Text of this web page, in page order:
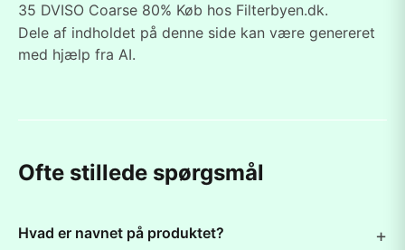
35 DVISO Coarse 80% Køb hos Filterbyen.dk.
Dele af indholdet på denne side kan være genereret
med hjælp fra AI.
Ofte stillede spørgsmål
Hvad er navnet på produktet?